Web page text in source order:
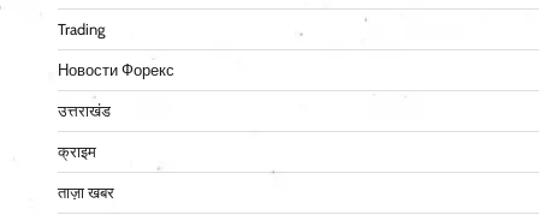
Trading
Новости Форекс
उत्तराखंड
क्राइम
ताज़ा खबर